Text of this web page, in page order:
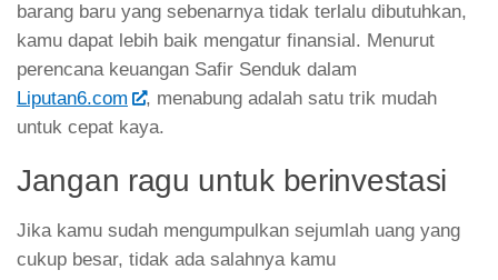
Jangan ragu untuk berinvestasi
Jika kamu sudah mengumpulkan sejumlah uang yang
cukup besar, tidak ada salahnya kamu
menggunakannya untuk investasi. Apalagi di zaman
khususnya bagi anak muda. Dengan berinvestasi, kamu
bisa memenuhi tujuan keuangan di masa depan. Kamu
pun bisa melakukan investasi mulai dari Rp100 ribu